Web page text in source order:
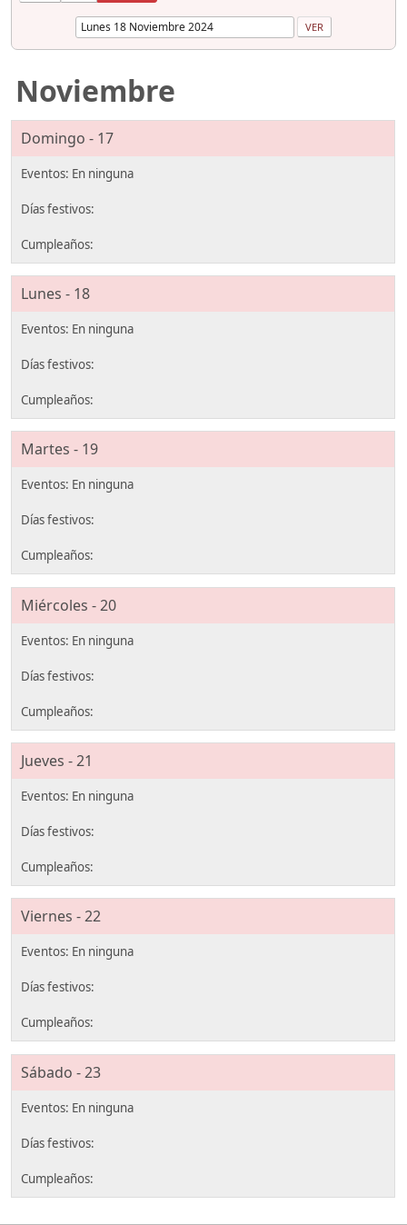
Noviembre
Domingo - 17
Lunes - 18
Martes - 19
Miércoles - 20
Jueves - 21
Viernes - 22
Sábado - 23